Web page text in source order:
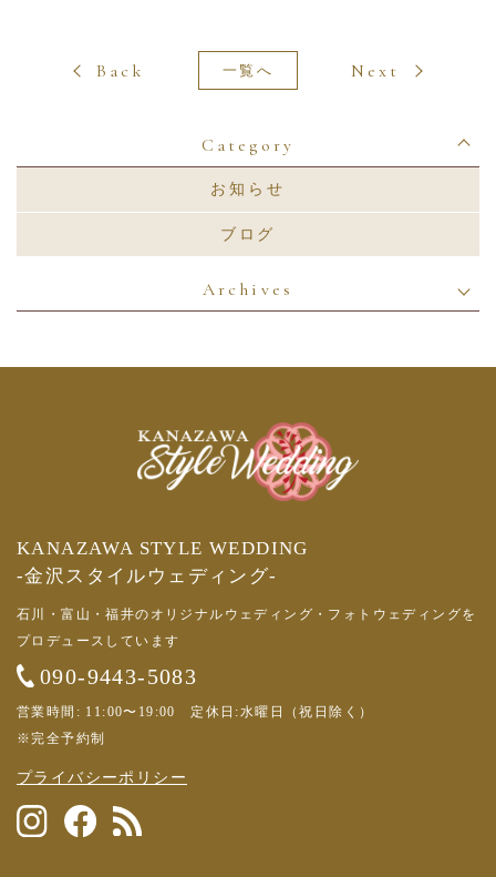
一覧へ
Back Next
Category
お知らせ
ブログ
Archives
KANAZAWA STYLE WEDDING
-金沢スタイルウェディング-
石川・富山・福井のオリジナルウェディング・フォトウェディングを
プロデュースしています
090-9443-5083
営業時間: 11:00〜19:00 定休日:水曜日（祝日除く）
※完全予約制
プライバシーポリシー